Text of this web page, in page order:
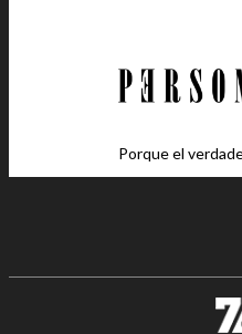
Porque el